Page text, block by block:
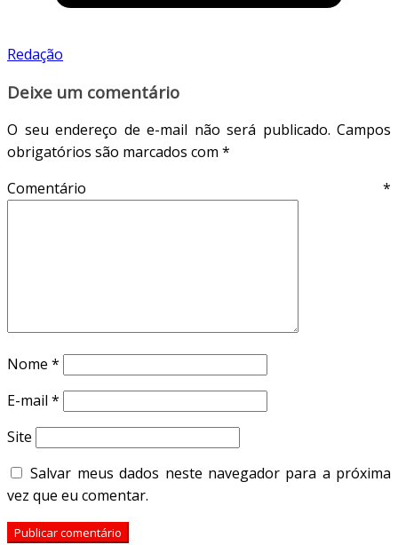
Redação
Deixe um comentário
O seu endereço de e-mail não será publicado. Campos
obrigatórios são marcados com *
Comentário *
Nome *
E-mail *
Site
Salvar meus dados neste navegador para a próxima
vez que eu comentar.